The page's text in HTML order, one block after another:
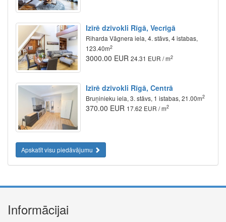
Izīrē dzīvokli Rīgā, Vecrīgā
Riharda Vāgnera iela, 4. stāvs, 4 istabas,
123.40m2
3000.00 EUR 24.31 EUR / m2
Izīrē dzīvokli Rīgā, Centrā
Bruņinieku iela, 3. stāvs, 1 istabas, 21.00m2
370.00 EUR 17.62 EUR / m2
Apskatīt visu piedāvājumu
Informācijai